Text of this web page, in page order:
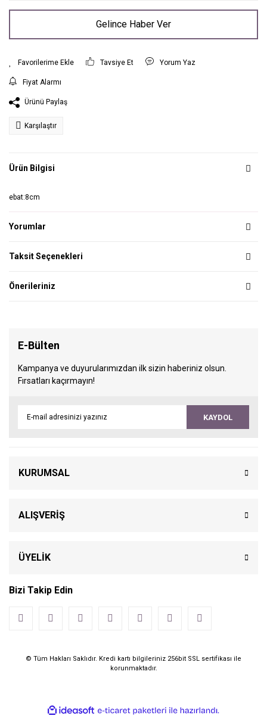
Gelince Haber Ver
Tavsiye Et Yorum Yaz
Fiyat Alarmı
Ürünü Paylaş
Karşılaştır
Ürün Bilgisi
ebat:8cm
Yorumlar
Taksit Seçenekleri
Önerileriniz
E-Bülten
Kampanya ve duyurularımızdan ilk sizin haberiniz olsun.
Fırsatları kaçırmayın!
KAYDOL
KURUMSAL
ALIŞVERİŞ
ÜYELİK
Bizi Takip Edin
© Tüm Hakları Saklıdır. Kredi kartı bilgileriniz 256bit SSL sertifikası ile
korunmaktadır.
ideasoft e-